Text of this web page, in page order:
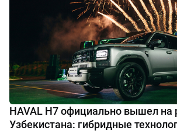
HAVAL H7 официально вышел на
Узбекистана: гибридные